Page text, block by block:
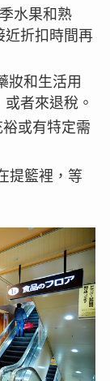
水果和熟
近折扣時間再
妝和生活用
者來退稅。
或有特定需
提籃裡，等